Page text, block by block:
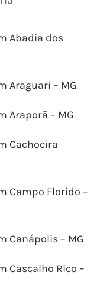
Abadia dos
Araguari – MG
Araporã – MG
Cachoeira
Campo Florido –
Canápolis – MG
Cascalho Rico –